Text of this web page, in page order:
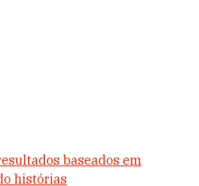
baseados em
histórias